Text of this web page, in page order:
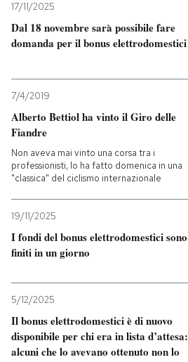
17/11/2025
Dal 18 novembre sarà possibile fare
domanda per il bonus elettrodomestici
7/4/2019
Alberto Bettiol ha vinto il Giro delle
Fiandre
Non aveva mai vinto una corsa tra i
professionisti, lo ha fatto domenica in una
"classica" del ciclismo internazionale
19/11/2025
I fondi del bonus elettrodomestici sono
finiti in un giorno
5/12/2025
Il bonus elettrodomestici è di nuovo
disponibile per chi era in lista d’attesa:
alcuni che lo avevano ottenuto non lo